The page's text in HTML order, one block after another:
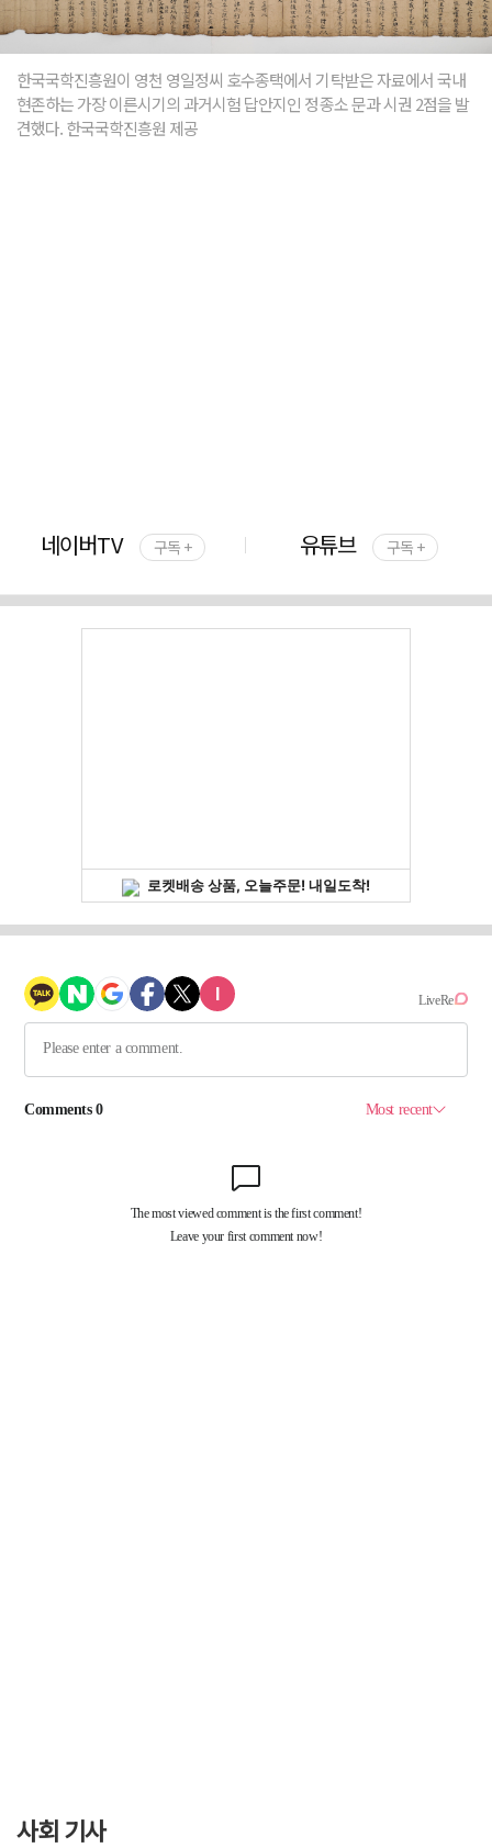
한국국학진흥원이 영천 영일정씨 호수종택에서 기탁받은 자료에서 국내
현존하는 가장 이른시기의 과거시험 답안지인 정종소 문과 시권 2점을 발
견했다. 한국국학진흥원 제공
네이버TV 구독 + 유튜브 구독 +
사회 기사